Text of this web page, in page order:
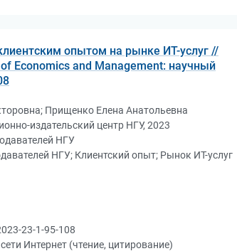
опытом на рынке ИТ-услуг //
Economics and Management: научный
Прищенко Елена Анатольевна
издательский центр НГУ, 2023
НГУ
НГУ; Клиентский опыт; Рынок ИТ-услуг
23-1-95-108
Интернет (чтение, цитирование)